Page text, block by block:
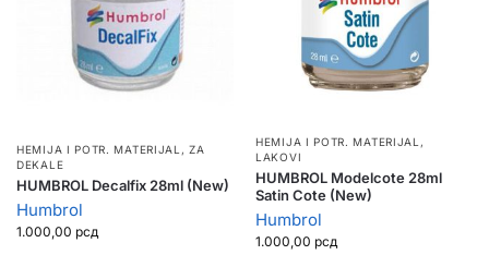
HEMIJA I POTR. MATERIJAL ,ZA
DEKALE
HUMBROL Decalfix 28ml (New)
Humbrol
1.000,00 рсд
HEMIJA I POTR. MATERIJAL ,
LAKOVI
HUMBROL Modelcote 28ml
Satin Cote (New)
Humbrol
1.000,00 рсд